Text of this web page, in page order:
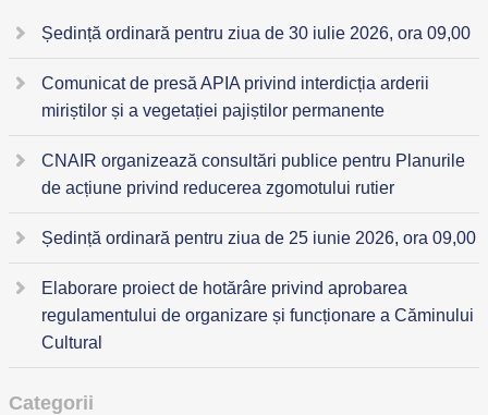
Ședință ordinară pentru ziua de 30 iulie 2026, ora 09,00
Comunicat de presă APIA privind interdicția arderii
miriștilor și a vegetației pajiștilor permanente
CNAIR organizează consultări publice pentru Planurile
de acțiune privind reducerea zgomotului rutier
Ședință ordinară pentru ziua de 25 iunie 2026, ora 09,00
Elaborare proiect de hotărâre privind aprobarea
regulamentului de organizare și funcționare a Căminului
Cultural
Categorii